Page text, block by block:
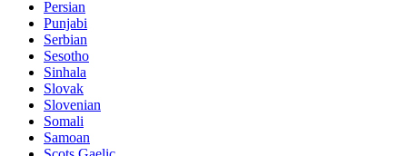
Persian
Punjabi
Serbian
Sesotho
Sinhala
Slovak
Slovenian
Somali
Samoan